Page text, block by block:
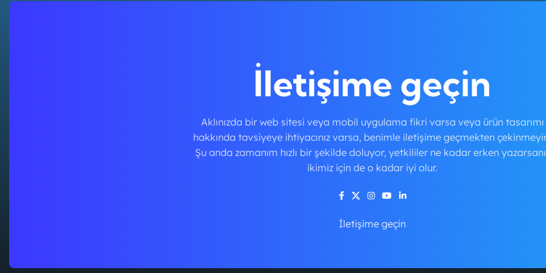
İletişime geçin
Aklınızda bir web sitesi veya mobil uygulama fikri varsa veya ürün tasarımı
hakkında tavsiyeye ihtiyacınız varsa, benimle iletişime geçmekten
Şu anda zamanım hızlı bir şekilde doluyor, yetkililer ne kadar erken
ikimiz için de o kadar iyi olur.
İletişime geçin